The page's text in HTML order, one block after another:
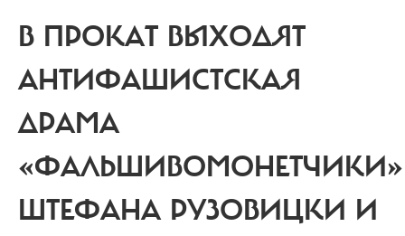
В ПРОКАТ ВЫХОДЯТ
АНТИФАШИСТСКАЯ
ДРАМА
«ФАЛЬШИВОМОНЕТЧИКИ»
ШТЕФАНА РУЗОВИЦКИ И